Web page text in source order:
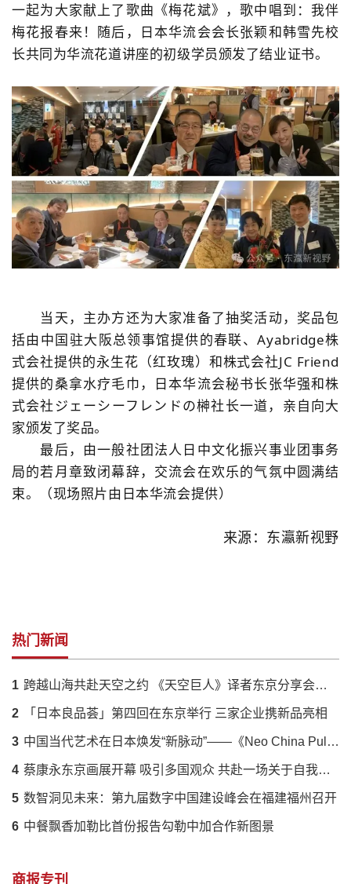
一起为大家献上了歌曲《梅花斌》，歌中唱到：我伴
梅花报春来！随后，日本华流会会长张颖和韩雪先校
长共同为华流花道讲座的初级学员颁发了结业证书。
当天，主办方还为大家准备了抽奖活动，奖品包
括由中国驻大阪总领事馆提供的春联、Ayabridge株
式会社提供的永生花（红玫瑰）和株式会社JC Friend
提供的桑拿水疗毛巾，日本华流会秘书长张华强和株
式会社ジェーシーフレンドの榊社长一道，亲自向大
家颁发了奖品。
最后，由一般社团法人日中文化振兴事业团事务
局的若月章致闭幕辞，交流会在欢乐的气氛中圆满结
束。（现场照片由日本华流会提供）
来源：东瀛新视野
热门新闻
1 跨越山海共赴天空之约 《天空巨人》译者东京分享会落幕 解码蔡国强火药艺术与中日文化羁绊
2 「日本良品荟」第四回在东京举行 三家企业携新品亮相
3 中国当代艺术在日本焕发“新脉动”——《Neo China Pulse》展呈现传统与创新的时代对话
4 蔡康永东京画展开幕 吸引多国观众 共赴一场关于自我的对话
5 数智洞见未来：第九届数字中国建设峰会在福建福州召开
6 中餐飘香加勒比首份报告勾勒中加合作新图景
商报专刊